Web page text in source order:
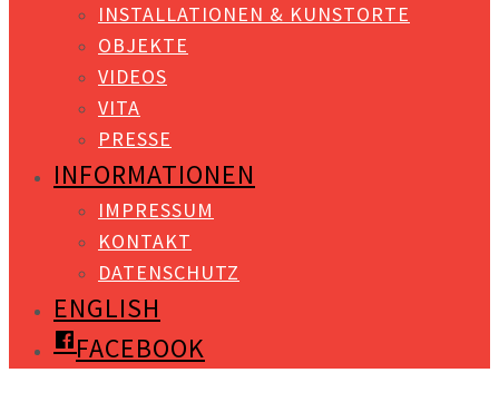
INSTALLATIONEN & KUNSTORTE
OBJEKTE
VIDEOS
VITA
PRESSE
INFORMATIONEN
IMPRESSUM
KONTAKT
DATENSCHUTZ
ENGLISH
FACEBOOK